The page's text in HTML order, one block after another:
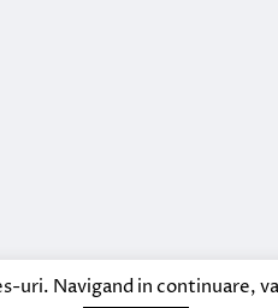
uri. Navigand in continuare,